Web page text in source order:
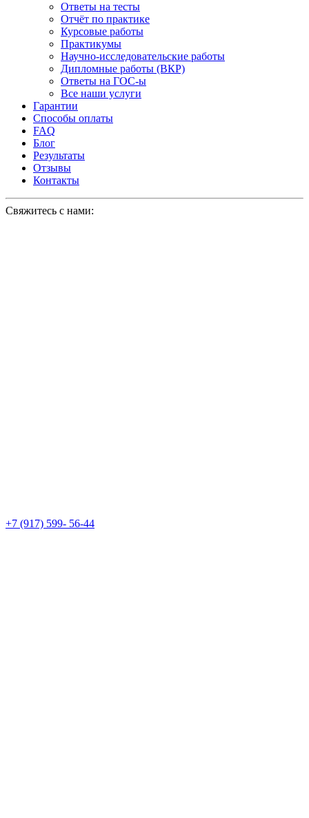
Ответы на тесты
Отчёт по практике
Курсовые работы
Практикумы
Научно-исследовательские работы
Дипломные работы (ВКР)
Ответы на ГОС-ы
Все наши услуги
Гарантии
Способы оплаты
FAQ
Блог
Результаты
Отзывы
Контакты
Свяжитесь с нами:
+7 (917) 599- 56-44